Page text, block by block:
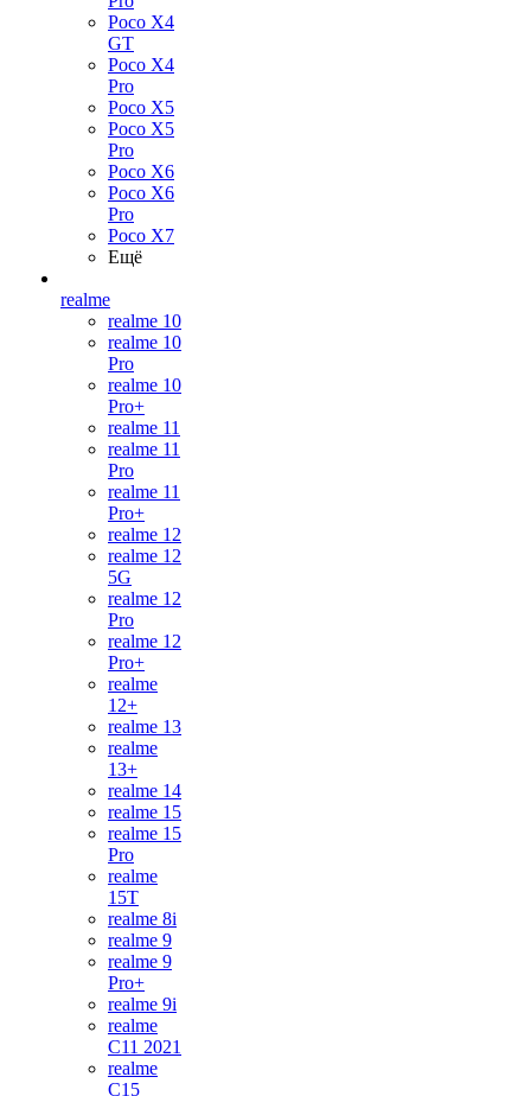
Poco X4
GT
Poco X4
Pro
Poco X5
Poco X5
Pro
Poco X6
Poco X6
Pro
Poco X7
Ещё
realme
realme 10
realme 10
Pro
realme 10
Pro+
realme 11
realme 11
Pro
realme 11
Pro+
realme 12
realme 12
5G
realme 12
Pro
realme 12
Pro+
realme
12+
realme 13
realme
13+
realme 14
realme 15
realme 15
Pro
realme
15T
realme 8i
realme 9
realme 9
Pro+
realme 9i
realme
C11 2021
realme
C15